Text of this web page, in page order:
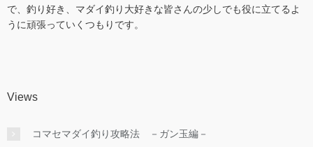
で、釣り好き、マダイ釣り大好きな皆さんの少しでも役に立てるよ
うに頑張っていくつもりです。
Views
コマセマダイ釣り攻略法 －ガン玉編－